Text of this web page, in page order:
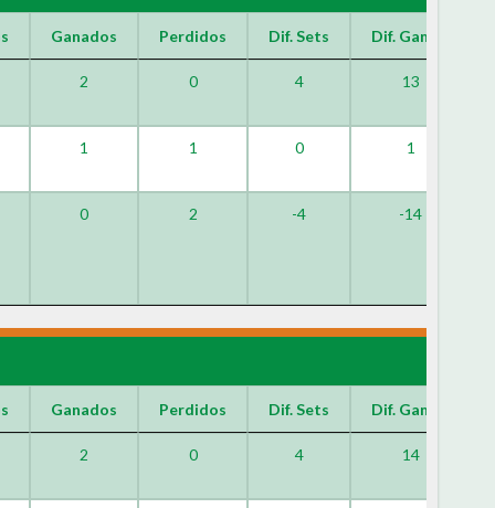
Ganados Perdidos Dif. Sets Dif. Games
2 0 4 13
1 1 0 1
0 2 -4 -14
Ganados Perdidos Dif. Sets Dif. Games
2 0 4 14